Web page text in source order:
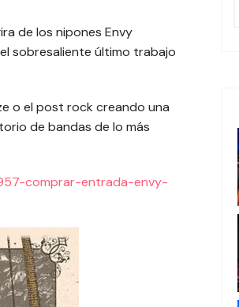
de los nipones Envy
sobresaliente último trabajo
o el post rock creando una
de bandas de lo más
comprar-entrada-envy-